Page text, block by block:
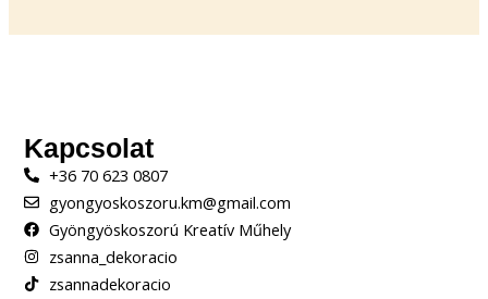
Kapcsolat
+36 70 623 0807
gyongyoskoszoru.km@gmail.com
Gyöngyöskoszorú Kreatív Műhely
zsanna_dekoracio
zsannadekoracio